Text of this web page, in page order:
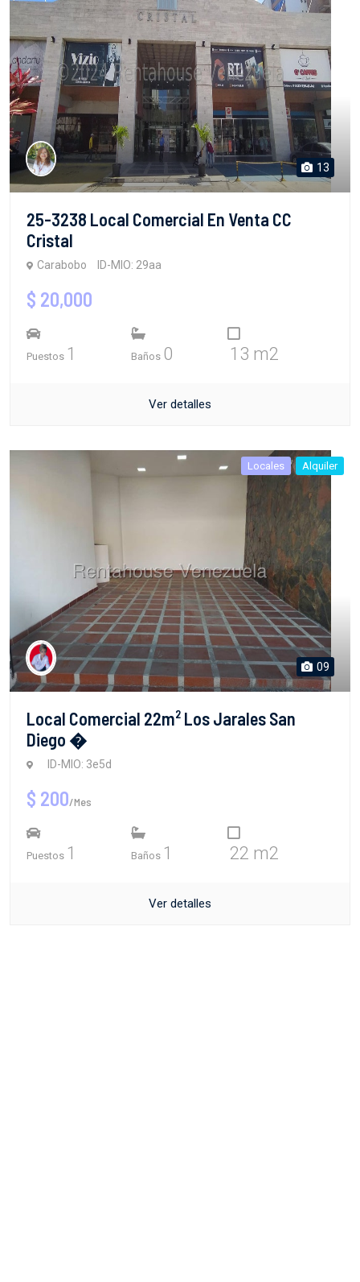
13
25-3238 Local Comercial En Venta CC
Cristal
Carabobo ID-MIO: 29aa
$ 20,000
Puestos 1 Baños 0 13 m2
Ver detalles
Locales Alquiler
09
Local Comercial 22m² Los Jarales San
Diego �
ID-MIO: 3e5d
$ 200/Mes
Puestos 1 Baños 1 22 m2
Ver detalles